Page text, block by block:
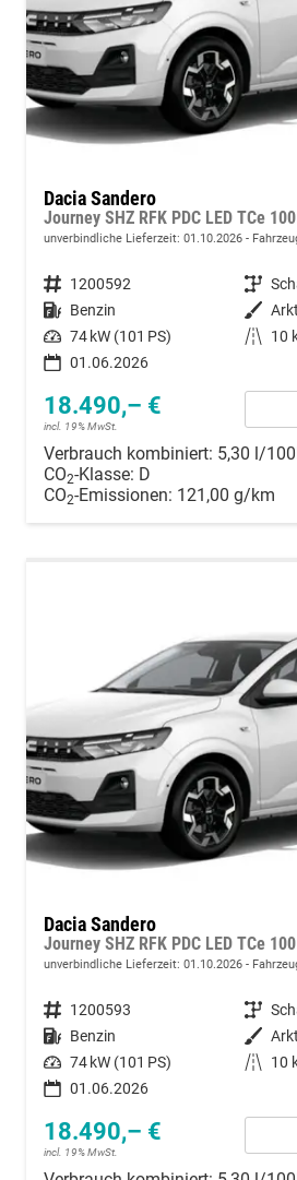
Dacia Sandero
Journey SHZ RFK PDC LED TCe 100
unverbindliche Lieferzeit: 01.10.2026
Fahrzeugnummer 1200592 Getriebe
Kraftstoff Benzin Außenfarbe
Leistung 74 kW (101 PS) Kilometerstand
10
01.06.2026
18.490,– €
incl. 19% MwSt.
Verbrauch kombiniert: 5,30 l/
CO2-Klasse: D
CO2-Emissionen: 121,00 g/km
Dacia Sandero
Journey SHZ RFK PDC LED TCe 100
unverbindliche Lieferzeit: 01.10.2026
Fahrzeugnummer 1200593 Getriebe
Kraftstoff Benzin Außenfarbe
Leistung 74 kW (101 PS) Kilometerstand
10
01.06.2026
18.490,– €
incl. 19% MwSt.